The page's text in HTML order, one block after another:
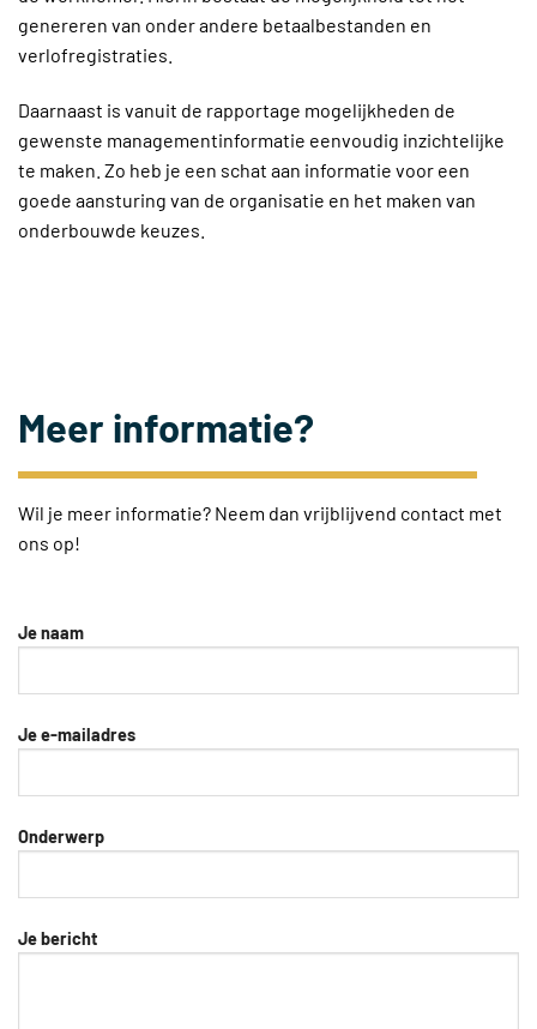
genereren van onder andere betaalbestanden en
verlofregistraties.
Daarnaast is vanuit de rapportage mogelijkheden de
gewenste managementinformatie eenvoudig inzichtelijke
te maken. Zo heb je een schat aan informatie voor een
goede aansturing van de organisatie en het maken van
onderbouwde keuzes.
Meer informatie?
Wil je meer informatie? Neem dan vrijblijvend contact met
ons op!
Je naam
Je e-mailadres
Onderwerp
Je bericht